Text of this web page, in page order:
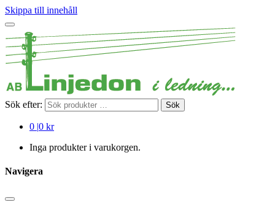
Skippa till innehåll
Sök efter: Sök
0 |0 kr
Inga produkter i varukorgen.
Navigera